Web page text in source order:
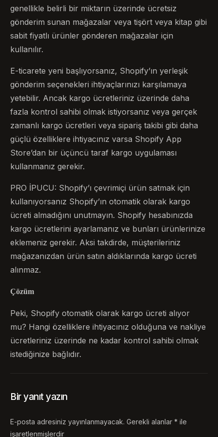
genellikle belirli bir miktarın üzerinde ücretsiz
gönderim sunan mağazalar veya tişört veya kitap gibi
sabit fiyatlı ürünler gönderen mağazalar için
kullanılır.
E-ticarete yeni başlıyorsanız, Shopify’ın yerleşik
gönderim seçenekleri ihtiyaçlarınızı karşılamaya
yetebilir. Ancak kargo ücretleriniz üzerinde daha
fazla kontrol sahibi olmak istiyorsanız veya gerçek
zamanlı kargo ücretleri veya sipariş takibi gibi daha
güçlü özelliklere ihtiyacınız varsa Shopify App
Store’dan bir üçüncü taraf kargo uygulaması
kullanmanız gerekir.
PRO İPUCU: Shopify’ı çevrimiçi ürün satmak için
kullanıyorsanız Shopify’ın otomatik olarak kargo
ücreti almadığını unutmayın. Shopify hesabınızda
kargo ücretlerini ayarlamanız ve bunları ürünlerinize
eklemeniz gerekir. Aksi takdirde, müşterileriniz
mağazanızdan ürün satın aldıklarında kargo ücreti
alınmaz.
Çözüm
Peki, Shopify otomatik olarak kargo ücreti alıyor
mu? Hangi özelliklere ihtiyacınız olduğuna ve nakliye
ücretleriniz üzerinde ne kadar kontrol sahibi olmak
istediğinize bağlıdır.
Bir yanıt yazın
E-posta adresiniz yayınlanmayacak. Gerekli alanlar* ile
işaretlenmişlerdir